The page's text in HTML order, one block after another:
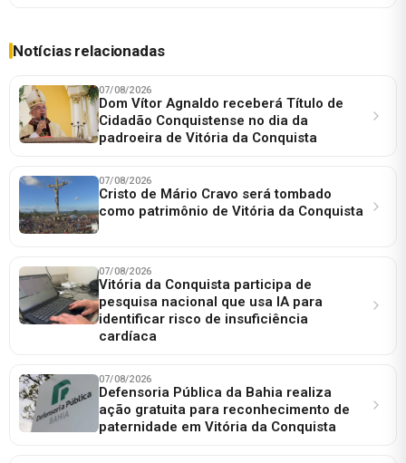
Notícias relacionadas
07/08/2026
Dom Vítor Agnaldo receberá Título de
Cidadão Conquistense no dia da
padroeira de Vitória da Conquista
07/08/2026
Cristo de Mário Cravo será tombado
como patrimônio de Vitória da Conquista
07/08/2026
Vitória da Conquista participa de
pesquisa nacional que usa IA para
identificar risco de insuficiência
cardíaca
07/08/2026
Defensoria Pública da Bahia realiza
ação gratuita para reconhecimento de
paternidade em Vitória da Conquista